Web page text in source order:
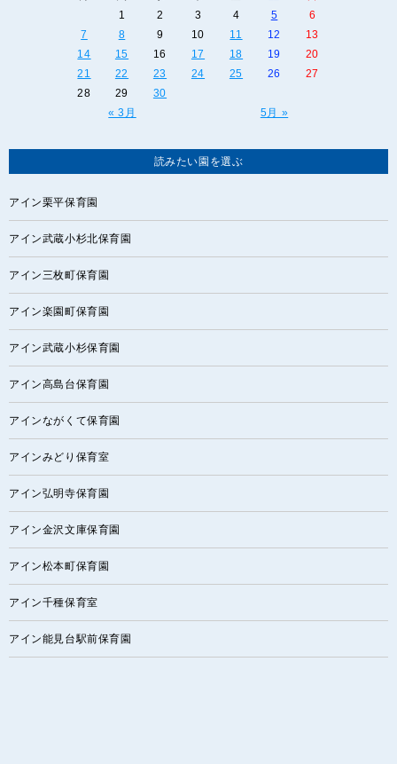
« 3月 5月 »
1 2 3 4 5
6
7
8 9 10 11 12
13
14
15 16 17 18 19
20
21
22 23 24 25 26
27
28
29 30
読みたい園を選ぶ
アイン栗平保育園
アイン武蔵小杉北保育園
アイン三枚町保育園
アイン楽園町保育園
アイン武蔵小杉保育園
アイン高島台保育園
アインながくて保育園
アインみどり保育室
アイン弘明寺保育園
アイン金沢文庫保育園
アイン松本町保育園
アイン千種保育室
アイン能見台駅前保育園